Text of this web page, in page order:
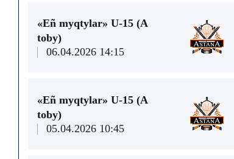
«Eñ myqtylar» U-15 (A
toby)
06.04.2026 14:15
«Eñ myqtylar» U-15 (A
toby)
05.04.2026 10:45